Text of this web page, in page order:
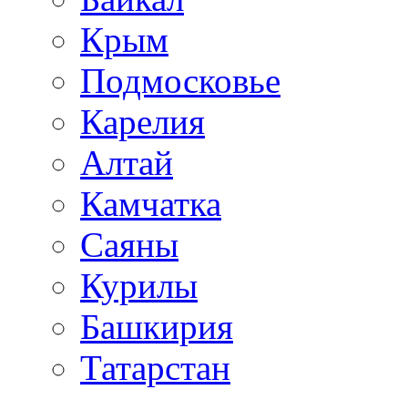
Крым
Подмосковье
Карелия
Алтай
Камчатка
Саяны
Курилы
Башкирия
Татарстан